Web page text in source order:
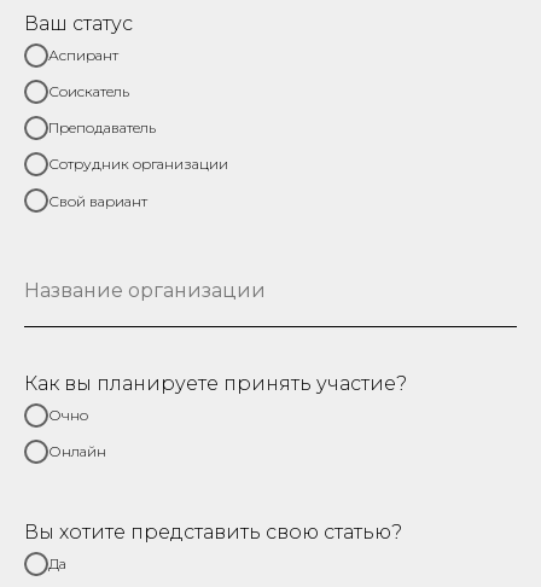
Ваш статус
Аспирант
Соискатель
Преподаватель
Сотрудник организации
Свой вариант
Как вы планируете принять участие?
Очно
Онлайн
Вы хотите представить свою статью?
Да